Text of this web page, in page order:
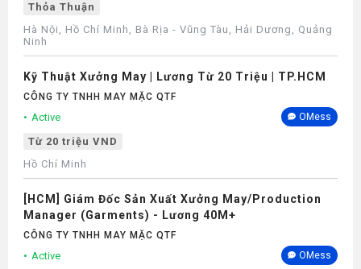
Thỏa Thuận
Hà Nội, Hồ Chí Minh, Bà Rịa - Vũng Tàu, Hải Dương, Quảng
Ninh
Kỹ Thuật Xưởng May | Lương Từ 20 Triệu | TP.HCM
CÔNG TY TNHH MAY MẶC QTF
Active OMess
Từ 20 triệu VND
Hồ Chí Minh
[HCM] Giám Đốc Sản Xuất Xưởng May/Production
Manager (Garments) - Lương 40M+
CÔNG TY TNHH MAY MẶC QTF
Active OMess